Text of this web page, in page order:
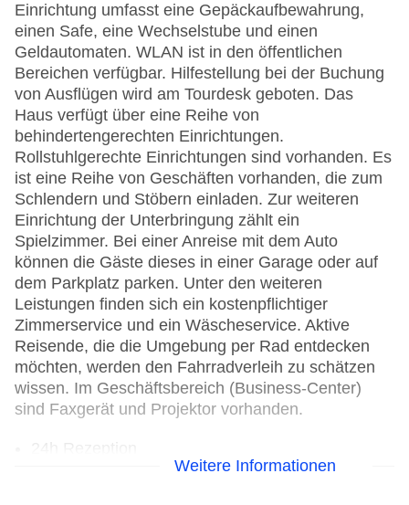
Einrichtung umfasst eine Gepäckaufbewahrung,
einen Safe, eine Wechselstube und einen
Geldautomaten. WLAN ist in den öffentlichen
Bereichen verfügbar. Hilfestellung bei der Buchung
von Ausflügen wird am Tourdesk geboten. Das
Haus verfügt über eine Reihe von
behindertengerechten Einrichtungen.
Rollstuhlgerechte Einrichtungen sind vorhanden. Es
ist eine Reihe von Geschäften vorhanden, die zum
Schlendern und Stöbern einladen. Zur weiteren
Einrichtung der Unterbringung zählt ein
Spielzimmer. Bei einer Anreise mit dem Auto
können die Gäste dieses in einer Garage oder auf
dem Parkplatz parken. Unter den weiteren
Leistungen finden sich ein kostenpflichtiger
Zimmerservice und ein Wäscheservice. Aktive
Reisende, die die Umgebung per Rad entdecken
möchten, werden den Fahrradverleih zu schätzen
wissen. Im Geschäftsbereich (Business-Center)
sind Faxgerät und Projektor vorhanden.
Weitere Informationen